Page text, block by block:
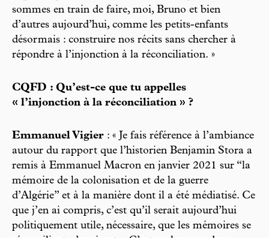
sommes en train de faire, moi, Bruno et bien
d’autres aujourd’hui, comme les petits-enfants
désormais : construire nos récits sans chercher à
répondre à l’injonction à la réconciliation. »
CQFD : Qu’est-ce que tu appelles
« l’injonction à la réconciliation » ?
Emmanuel Vigier : « Je fais référence à l’ambiance
autour du rapport que l’historien Benjamin Stora a
remis à Emmanuel Macron en janvier 2021 sur “la
mémoire de la colonisation et de la guerre
d’Algérie” et à la manière dont il a été médiatisé. Ce
que j’en ai compris, c’est qu’il serait aujourd’hui
politiquement utile, nécessaire, que les mémoires se